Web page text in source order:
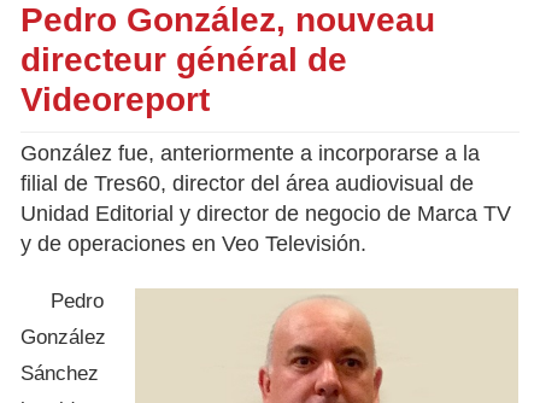
Pedro González, nouveau
directeur général de
Videoreport
González fue, anteriormente a incorporarse a la
filial de Tres60, director del área audiovisual de
Unidad Editorial y director de negocio de Marca TV
y de operaciones en Veo Televisión.
Pedro
González
Sánchez